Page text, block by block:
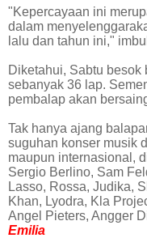
"Kepercayaan ini
dalam
lalu dan tahun ini,"
Diketahui, Sabtu
sebanyak 36 lap.
pembalap akan
Tak hanya ajang
suguhan konser musik
maupun internasional,
Sergio Berlino, Sam
Lasso, Rossa, Judika,
Khan, Lyodra, Kla
Angel Pieters, Angger
Emilia